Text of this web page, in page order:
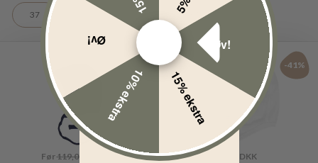
37
-40%
Før119,00
-41%
Før DKK
Øv!
15% ekstra
10% ekstra
Øv!